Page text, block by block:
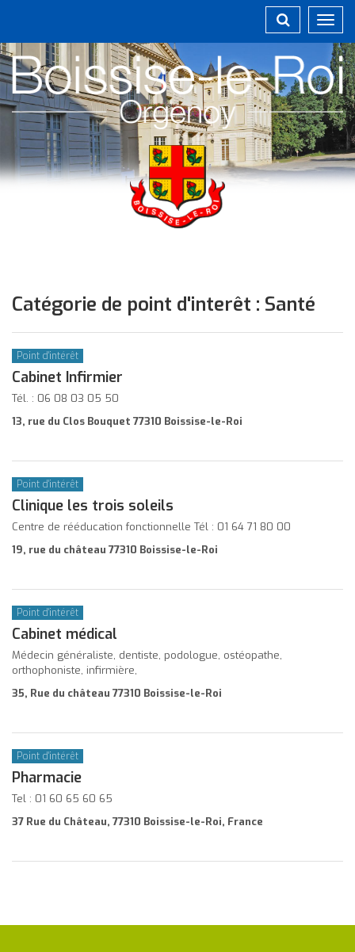
Catégorie de point d'interêt : Santé
Point d'intérêt
Cabinet Infirmier
Tél. : 06 08 03 05 50
13, rue du Clos Bouquet 77310 Boissise-le-Roi
Point d'intérêt
Clinique les trois soleils
Centre de rééducation fonctionnelle Tél : 01 64 71 80 00
19, rue du château 77310 Boissise-le-Roi
Point d'intérêt
Cabinet médical
Médecin généraliste, dentiste, podologue, ostéopathe,
orthophoniste, infirmière,
35, Rue du château 77310 Boissise-le-Roi
Point d'intérêt
Pharmacie
Tel : 01 60 65 60 65
37 Rue du Château, 77310 Boissise-le-Roi, France